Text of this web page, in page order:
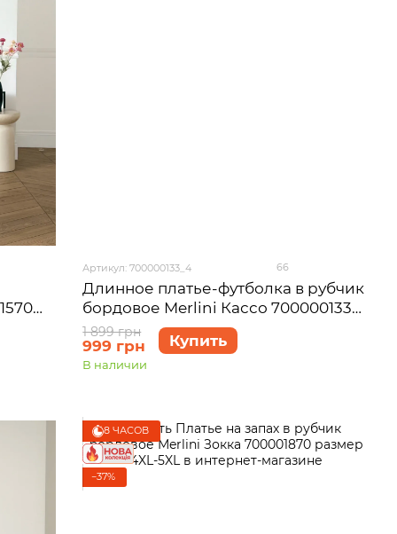
Артикул: 700000133_4 66
Длинное платье-футболка в рубчик
бордовое Merlini Кассо 700000133
размер 4XL-5XL
1 899 грн
999 грн Купить
В наличии
8 ЧАСОВ
−37%